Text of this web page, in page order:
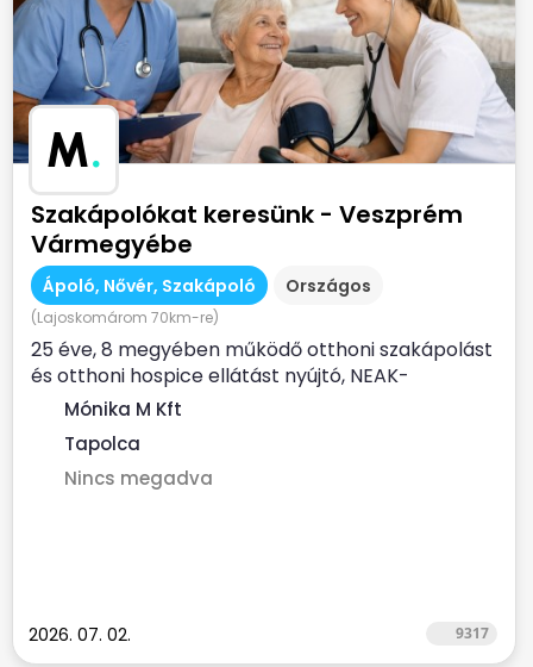
M.
Szakápolókat keresünk - Veszprém
Vármegyébe
Ápoló, Nővér, Szakápoló Országos
(Lajoskomárom 70km-re)
25 éve, 8 megyében működő otthoni szakápolást
és otthoni hospice ellátást nyújtó, NEAK-
finanszírozott...
Mónika M Kft
Tapolca
Nincs megadva
2026. 07. 02. 9317